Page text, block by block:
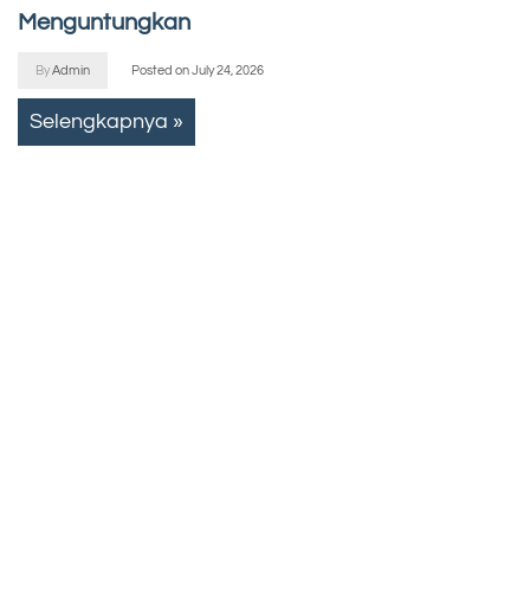
Menguntungkan
ByAdmin Posted onJuly 24, 2026
Selengkapnya »